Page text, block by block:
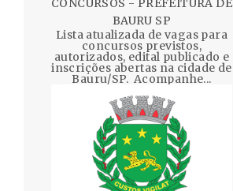
CONCURSOS - PREFEITURA DE
BAURU SP
Lista atualizada de vagas para
concursos previstos,
autorizados, edital publicado e
inscrições abertas na cidade de
Bauru/SP. Acompanhe...